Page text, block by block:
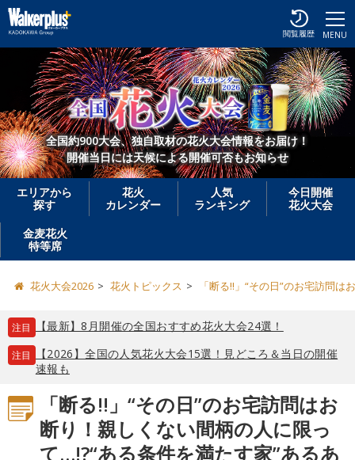
MENU
閲覧履歴
全国約900大会、独自取材の花火大会情報をお届け！
開催当日には天候による開催可否もお知らせ
エリアから
探す
花火
カレンダー
人気
ランキング
今日開催
花火大会
金麦花火
特等席
花火大会2026 花火トピックス 「断る!!」“その日”のお宅訪問
注目 【最新】8月開催の全国おすすめ花火大会24選！
注目
【2026】全国の人気花火大会15選！見どころ＆当日の開催
速報も
「断る!!」“その日”のお宅訪問はお
断り！親しくない間柄の人に限っ
て…!?“ある条件を満たす家”あるあ